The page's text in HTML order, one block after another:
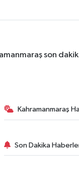
son
Kahramanmaraş
Son Dakika